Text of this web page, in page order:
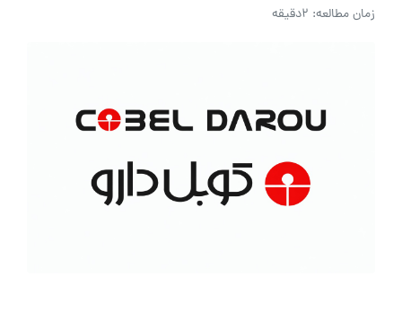
زمان مطالعه: 2دقیقه